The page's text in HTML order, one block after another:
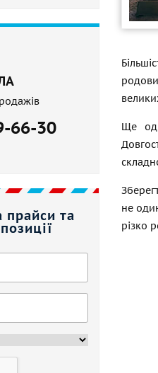
66-30
прайси та
Ще
не
різко